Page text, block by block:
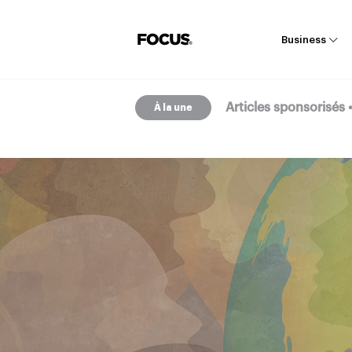
Business
À la une Articles sponsorisés